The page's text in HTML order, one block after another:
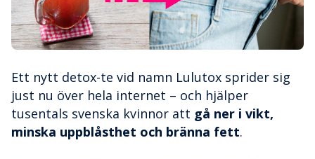
Ett nytt detox-te vid namn Lulutox sprider sig
just nu över hela internet – och hjälper
tusentals svenska kvinnor att gå ner i vikt,
minska uppblåsthet och bränna fett.